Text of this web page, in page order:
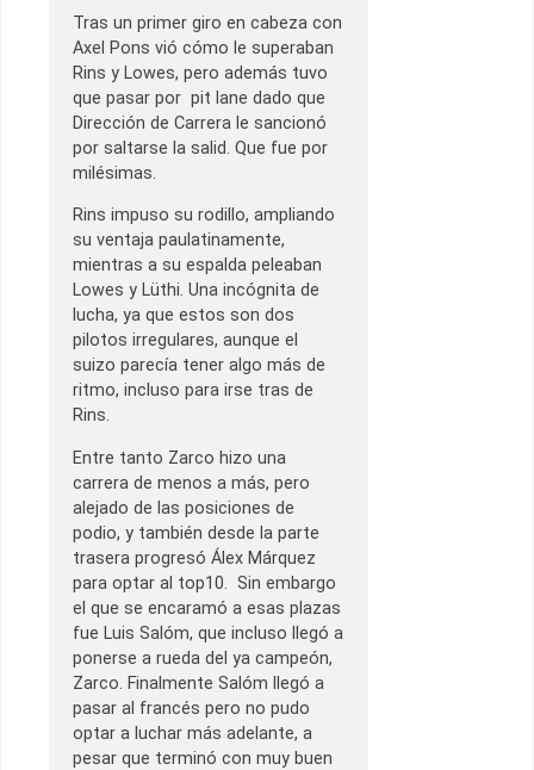
Tras un primer giro en cabeza con
Axel Pons vió cómo le superaban
Rins y Lowes, pero además tuvo
que pasar por pit lane dado que
Dirección de Carrera le sancionó
por saltarse la salid. Que fue por
milésimas.
Rins impuso su rodillo, ampliando
su ventaja paulatinamente,
mientras a su espalda peleaban
Lowes y Lüthi. Una incógnita de
lucha, ya que estos son dos
pilotos irregulares, aunque el
suizo parecía tener algo más de
ritmo, incluso para irse tras de
Rins.
Entre tanto Zarco hizo una
carrera de menos a más, pero
alejado de las posiciones de
podio, y también desde la parte
trasera progresó Álex Márquez
para optar al top10. Sin embargo
el que se encaramó a esas plazas
fue Luis Salóm, que incluso llegó a
ponerse a rueda del ya campeón,
Zarco. Finalmente Salóm llegó a
pasar al francés pero no pudo
optar a luchar más adelante, a
pesar que terminó con muy buen